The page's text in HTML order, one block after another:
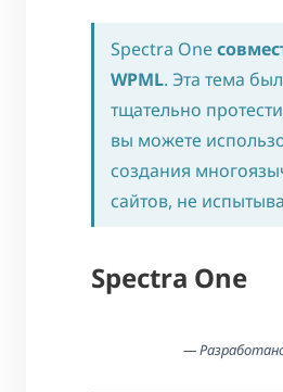
Spectra One
WPML. Эта тема
тщательно
вы можете
создания
сайтов, не
Spectra One
—